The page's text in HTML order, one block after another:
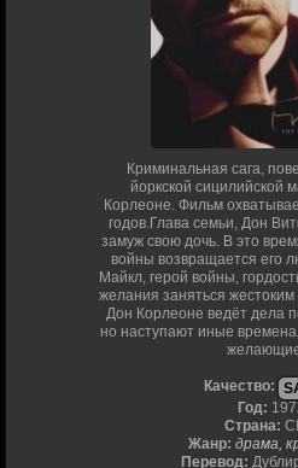
Криминальная сага,
йоркской сицилийской
Корлеоне. Фильм
годов.Глава семьи, Дон
замуж свою дочь. В это
войны возвращается его
Майкл, герой войны,
желания заняться
Дон Корлеоне ведёт дела
но наступают иные
Качество:
Год:
Страна:
Жанр: драма,
Перевод: